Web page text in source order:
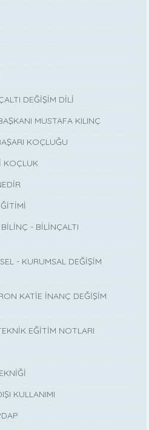
DEĞİŞİM DİLİ
MUSTAFA KILINÇ
KOÇLUĞU
KOÇLUK
- BİLİNÇALTI
- KURUMSAL DEĞİŞİM
KATİE İNANÇ DEĞİŞİM
EĞİTİM NOTLARI
KULLANIMI